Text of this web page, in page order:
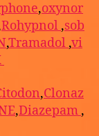
,oxynor
Rohypnol ,sob
,Tramadol ,vi
,Clonaz
,Diazepam ,